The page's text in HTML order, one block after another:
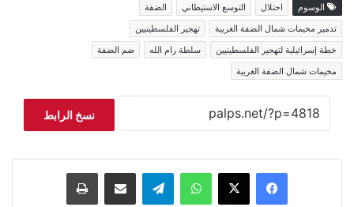
الوسوم احتلال التوسع الاستيطاني
الضفة
تدمير مخيمات شمال الضفة الغربية
تهجير الفلسطينيين
خطة إسرائيلية لتهجير الفلسطينيين
سلطة رام الله
ضم الضفة
مخيمات شمال الضفة الغربية
نسخ الرابط
فيسبوك ‫X واتساب تيلقرام مشاركة عبر البريد طباعة